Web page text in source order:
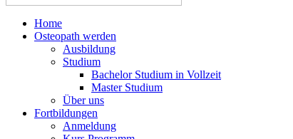
Home
Osteopath werden
Ausbildung
Studium
Bachelor Studium in Vollzeit
Master Studium
Über uns
Fortbildungen
Anmeldung